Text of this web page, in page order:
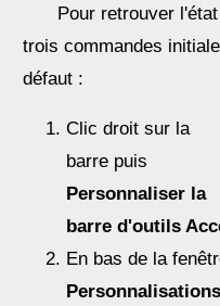
Pour retrouver
trois commandes
défaut :
Clic droit sur la
barre puis
Personnaliser la
barre d'outils
En bas de la